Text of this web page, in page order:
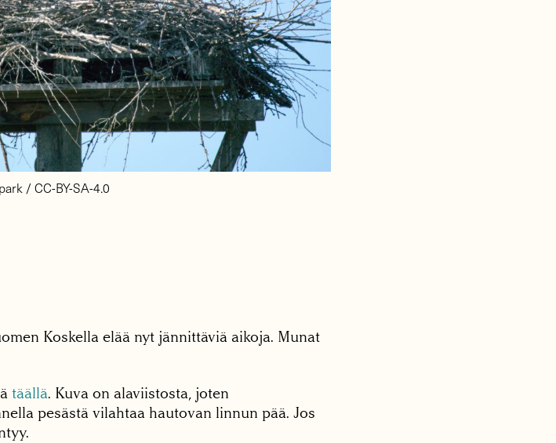
/ CC-BY-SA-4.0
Koskella elää nyt jännittäviä aikoja. Munat
täällä. Kuva on alaviistosta, joten
pesästä vilahtaa hautovan linnun pää. Jos